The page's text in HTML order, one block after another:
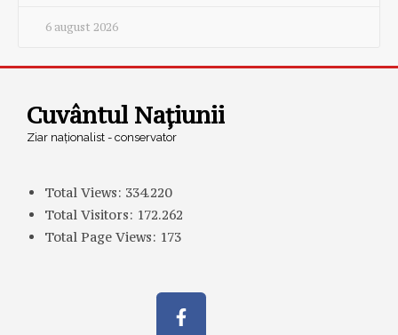
6 august 2026
Cuvântul Națiunii
Ziar naționalist - conservator
Total Views: 334.220
Total Visitors: 172.262
Total Page Views: 173